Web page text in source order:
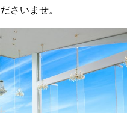
さいませ。